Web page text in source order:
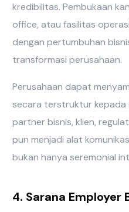
kredibilitas. Pembukaan
office, atau fasilitas
dengan pertumbuhan
transformasi perusahaan.
Perusahaan dapat
secara terstruktur
partner bisnis, klien,
pun menjadi alat
bukan hanya seremonial
4. Sarana Employer